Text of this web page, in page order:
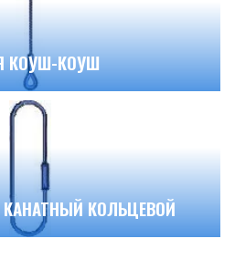
КОУШ-КОУШ
КОЛЬЦЕВОЙ